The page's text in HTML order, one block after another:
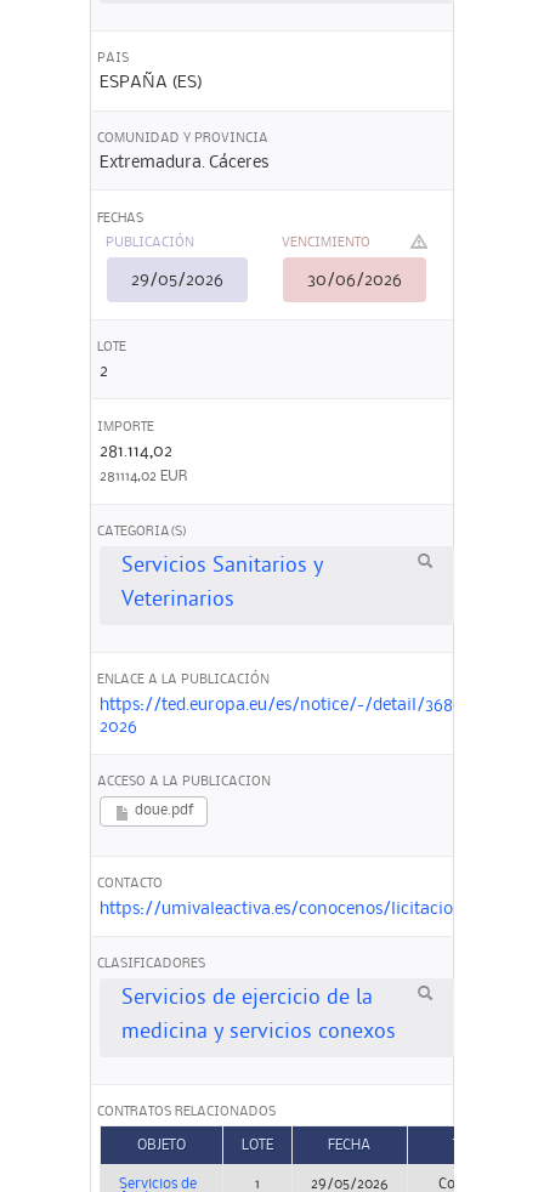
PAIS
ESPAÑA (ES)
COMUNIDAD Y PROVINCIA
Extremadura. Cáceres
FECHAS
PUBLICACIÓN
29/05/2026
VENCIMIENTO
30/06/2026
LOTE
2
IMPORTE
281.114,02
281114,02 EUR
CATEGORIA(S)
Servicios Sanitarios y
Veterinarios
ENLACE A LA PUBLICACIÓN
https://ted.europa.eu/es/notice/-/detail/368035-
2026
ACCESO A LA PUBLICACION
doue.pdf
CONTACTO
https://umivaleactiva.es/conocenos/licitaciones
CLASIFICADORES
Servicios de ejercicio de la
medicina y servicios conexos
CONTRATOS RELACIONADOS
OBJETO LOTE FECHA
Servicios de
1 29/05/2026 Concurso